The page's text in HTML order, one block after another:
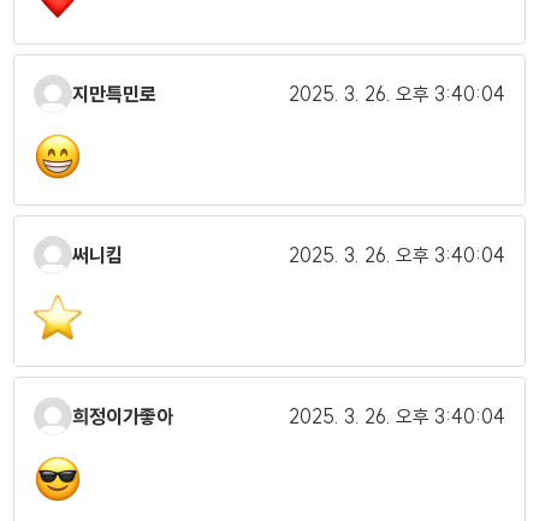
지만특민로 2025. 3. 26. 오후 3:40:04
써니킴 2025. 3. 26. 오후 3:40:04
희정이가좋아 2025. 3. 26. 오후 3:40:04